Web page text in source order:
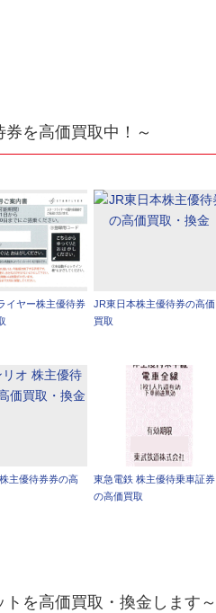
券を高価買取中！～
イヤー株主優待券
JR東日本株主優待券の高価
買取
主優待券券の高
東急電鉄 株主優待乗車証券
の高価買取
トを高価買取・換金します～